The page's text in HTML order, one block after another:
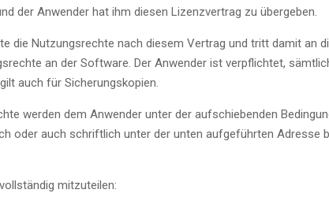
der Anwender hat ihm diesen Lizenzvertrag zu übergeben.
Nutzungsrechte nach diesem Vertrag und tritt damit an
an der Software. Der Anwender ist verpflichtet,
auch für Sicherungskopien.
werden dem Anwender unter der aufschiebenden
oder auch schriftlich unter der unten aufgeführten Adresse
mitzuteilen: